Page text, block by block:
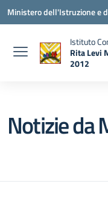
Vai ai contenuti
Vai al menu di navigazione
Vai al footer
Ministero dell'Istruzione e
Istituto
Rita Levi
2012
Notizie da